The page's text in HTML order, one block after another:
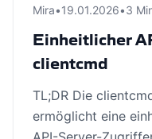
Mira•19.01.2026•3
Einheitlicher
clientcmd
TL;DR Die
ermöglicht eine